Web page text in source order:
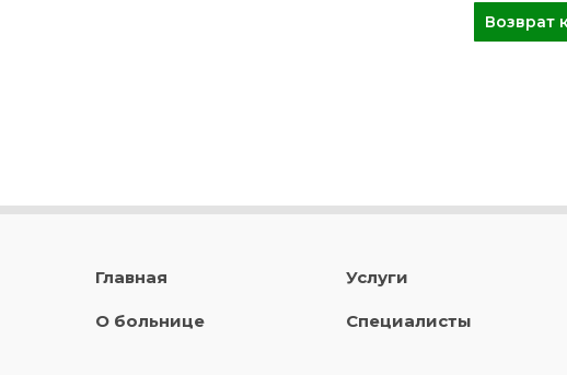
Возврат
Главная
О больнице
Услуги
Специалисты